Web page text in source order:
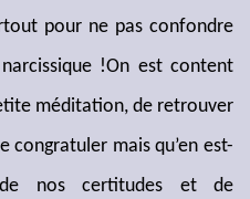
pour ne pas confondre
!On est content
méditation, de retrouver
congratuler mais qu’en est-
nos certitudes et de